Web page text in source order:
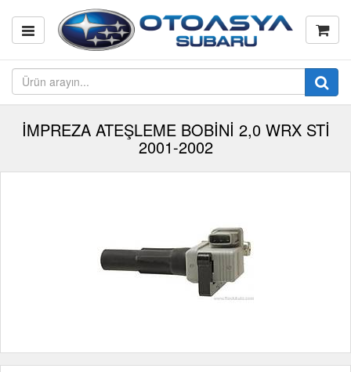
İMPREZA ATEŞLEME BOBİNİ 2,0 WRX STİ
2001-2002